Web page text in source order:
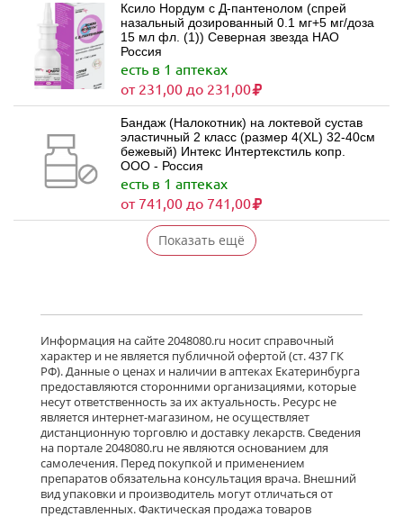
Ксило Нордум с Д-пантенолом (спрей
назальный дозированный 0.1 мг+5 мг/доза
15 мл фл. (1)) Северная звезда НАО
Россия
есть в 1 аптеках
от 231,00 до 231,00
Бандаж (Налокотник) на локтевой сустав
эластичный 2 класс (размер 4(XL) 32-40см
бежевый) Интекс Интертекстиль копр.
ООО - Россия
есть в 1 аптеках
от 741,00 до 741,00
Показать ещё
Информация на сайте 2048080.ru носит справочный
характер и не является публичной офертой (ст. 437 ГК
РФ). Данные о ценах и наличии в аптеках Екатеринбурга
предоставляются сторонними организациями, которые
несут ответственность за их актуальность. Ресурс не
является интернет-магазином, не осуществляет
дистанционную торговлю и доставку лекарств. Сведения
на портале 2048080.ru не являются основанием для
самолечения. Перед покупкой и применением
препаратов обязательна консультация врача. Внешний
вид упаковки и производитель могут отличаться от
представленных. Фактическая продажа товаров